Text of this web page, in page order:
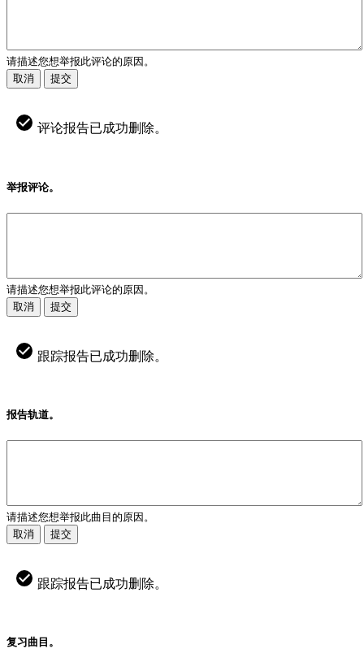
请描述您想举报此评论的原因。
取消
提交
评论报告已成功删除。
举报评论。
请描述您想举报此评论的原因。
取消
提交
跟踪报告已成功删除。
报告轨道。
请描述您想举报此曲目的原因。
取消
提交
跟踪报告已成功删除。
复习曲目。